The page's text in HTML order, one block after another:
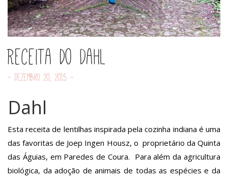
Receita do Dahl
- Dezembro 20, 2015 -
Dahl
Esta receita de lentilhas inspirada pela cozinha indiana é uma
das favoritas de Joep Ingen Housz, o proprietário da Quinta
das Águias, em Paredes de Coura. Para além da agricultura
biológica, da adoção de animais de todas as espécies e da